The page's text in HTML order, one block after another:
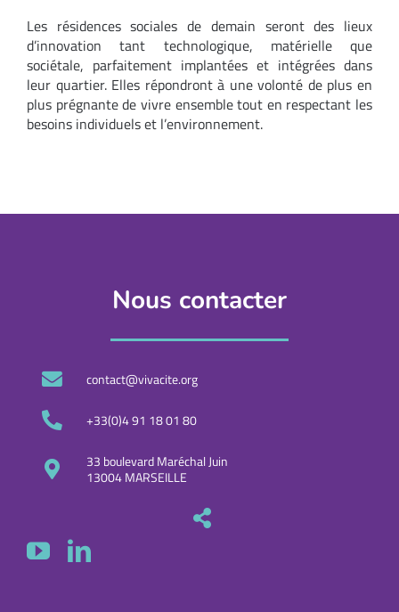
Les résidences sociales de demain seront des lieux
d’innovation tant technologique, matérielle que
sociétale, parfaitement implantées et intégrées dans
leur quartier. Elles répondront à une volonté de plus en
plus prégnante de vivre ensemble tout en respectant les
besoins individuels et l’environnement.
Nous contacter
contact@vivacite.org
+33(0)4 91 18 01 80
33 boulevard Maréchal Juin
13004 MARSEILLE